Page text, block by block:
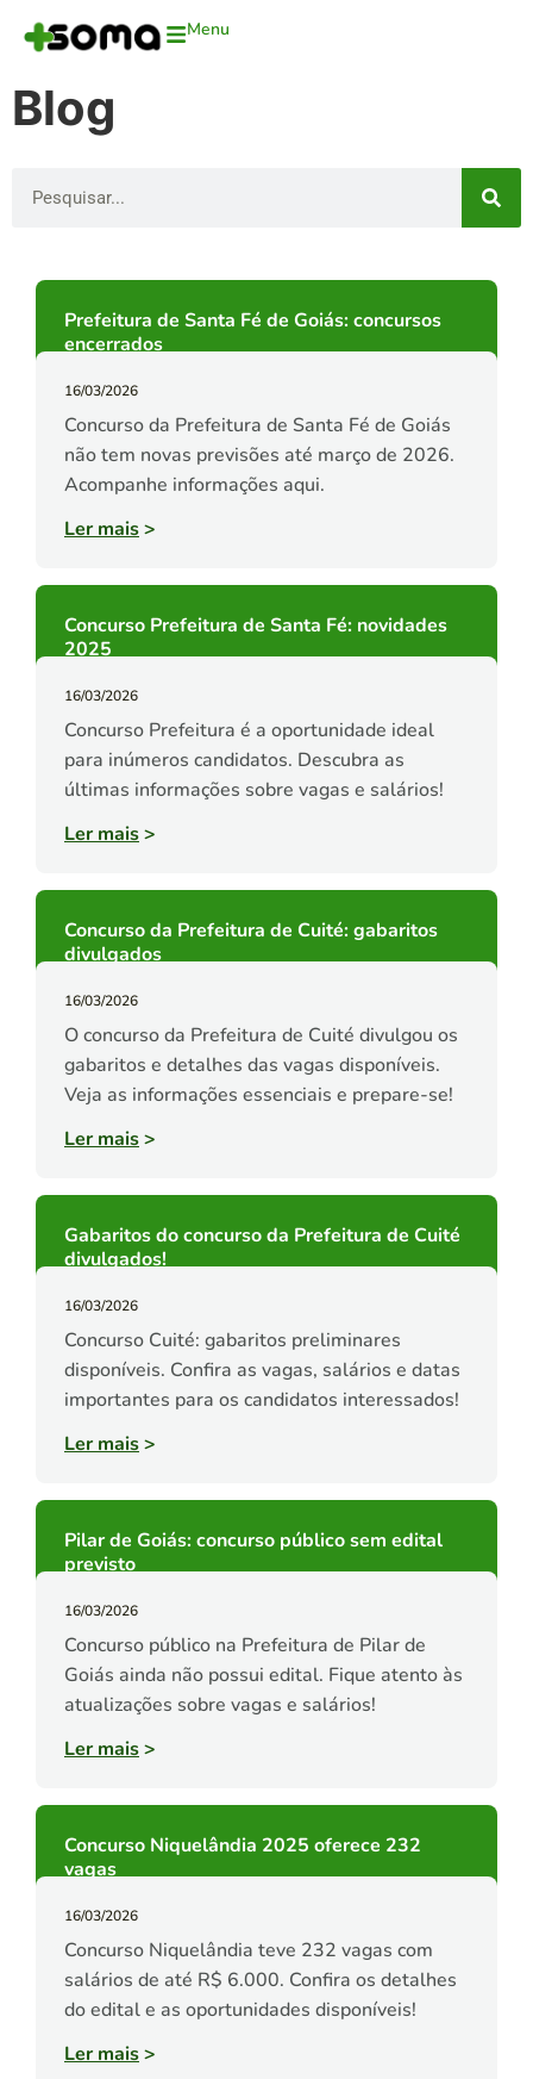
Menu
Blog
Prefeitura de Santa Fé de Goiás: concursos
encerrados
16/03/2026
Concurso da Prefeitura de Santa Fé de Goiás
não tem novas previsões até março de 2026.
Acompanhe informações aqui.
Ler mais>
Concurso Prefeitura de Santa Fé: novidades
2025
16/03/2026
Concurso Prefeitura é a oportunidade ideal
para inúmeros candidatos. Descubra as
últimas informações sobre vagas e salários!
Ler mais>
Concurso da Prefeitura de Cuité: gabaritos
divulgados
16/03/2026
O concurso da Prefeitura de Cuité divulgou os
gabaritos e detalhes das vagas disponíveis.
Veja as informações essenciais e prepare-se!
Ler mais>
Gabaritos do concurso da Prefeitura de Cuité
divulgados!
16/03/2026
Concurso Cuité: gabaritos preliminares
disponíveis. Confira as vagas, salários e datas
importantes para os candidatos interessados!
Ler mais>
Pilar de Goiás: concurso público sem edital
previsto
16/03/2026
Concurso público na Prefeitura de Pilar de
Goiás ainda não possui edital. Fique atento às
atualizações sobre vagas e salários!
Ler mais>
Concurso Niquelândia 2025 oferece 232
vagas
16/03/2026
Concurso Niquelândia teve 232 vagas com
salários de até R$ 6.000. Confira os detalhes
do edital e as oportunidades disponíveis!
Ler mais>